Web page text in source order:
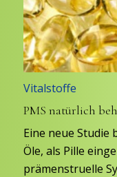
Vitalstoffe
PMS natürlich
Eine neue Studie
Öle, als Pille
prämenstruelle